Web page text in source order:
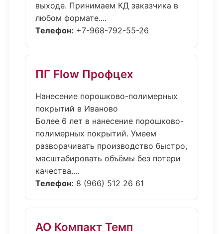
выходе. Принимаем КД заказчика в
любом формате....
Телефон: +7-968-792-55-26
ПГ Flow Профцех
Нанесение порошково-полимерных
покрытий в Иваново
Более 6 лет в нанесение порошково-
полимерных покрытий. Умеем
разворачивать производство быстро,
масштабировать объёмы без потери
качества....
Телефон: 8 (966) 512 26 61
АО Компакт Темп